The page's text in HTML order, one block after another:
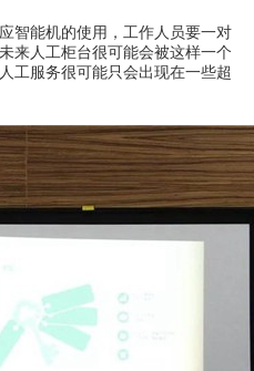
智能机的使用，工作人员要一对
来人工柜台很可能会被这样一个
工服务很可能只会出现在一些超